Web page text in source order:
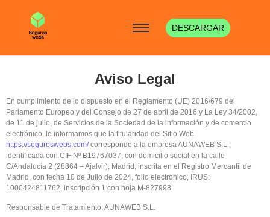
DESCARGAR
Aviso Legal
En cumplimiento de lo dispuesto en el Reglamento (UE) 2016/679 del
Parlamento Europeo y del Consejo de 27 de abril de 2016 y La Ley 34/2002,
de 11 de julio, de Servicios de la Sociedad de la información y de comercio
electrónico, le informamos que la titularidad del Sitio Web
https://seguroswebs.com/corresponde a la empresa AUNAWEB S.L.;
identificada con CIF Nº B19767037, con domicilio social en la calle
C/Andalucía 2 (28864 – Ajalvir), Madrid, inscrita en el Registro Mercantil de
Madrid, con fecha 10 de Julio de 2024, folio electrónico, IRUS:
1000424811762, inscripción 1 con hoja M-827998.
Responsable de Tratamiento: AUNAWEB S.L.